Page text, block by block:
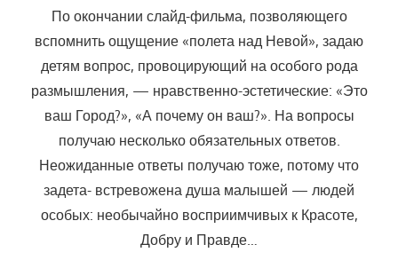
По окончании слайд-фильма, позволяющего
вспомнить ощуще­ние «полета над Невой», задаю
детям вопрос, провоцирующий на осо­бого рода
размышления, — нравственно-эстетические: «Это
ваш Го­род?», «А почему он ваш?». На вопросы
получаю несколько обязатель­ных ответов.
Неожиданные ответы получаю тоже, потому что
задета- встревожена душа малышей — людей
особых: необычайно восприимчи­вых к Красоте,
Добру и Правде…